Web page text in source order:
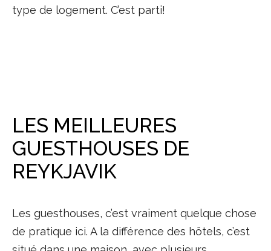
type de logement. C’est parti!
LES MEILLEURES
GUESTHOUSES DE
REYKJAVIK
Les guesthouses, c’est vraiment quelque chose
de pratique ici. A la différence des hôtels, c’est